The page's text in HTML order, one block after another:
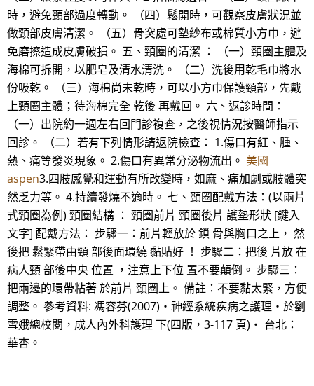
時，避免頸部過度轉動。 （四）鬆開時，可觀察皮膚狀況並
做頸部皮膚清潔。 （五）骨突處可墊紗布或棉質小方巾，避
免磨擦造成皮膚破損。 五、頸圈的清潔 ： （一）頸圈主體及
海棉可拆開，以肥皂及清水清洗。 （二）洗後用乾毛巾將水
份吸乾。 （三）海棉尚未乾時，可以小方巾保護頸部，先戴
上頸圈主體；待海棉完全 乾後 再戴回。 六、返診時間：
（一）出院約一週左右回門診複查，之後視情況按醫師指示
回診。 （二）若有下列情形請返院檢查： 1.傷口有紅、腫、
熱、痛等發炎現象。 2.傷口有異常分泌物流出。 美國
aspen3.四肢感覺和運動有所改變時，如麻、痛加劇或肢體突
然乏力等。 4.持續發燒不適時。 七、頸圈配戴方法：(以兩片
式頸圈為例) 頸圈結構 ： 頸圈前片 頸圈後片 護墊形狀 [鍵入
文字] 配戴方法： 步驟一：前片輕放於 鎖 骨與胸口之上， 然
後把 鬆緊帶由頸 部後面環繞 黏貼好 ！ 步驟二：把後 片放 在
病人頸 部後中央 位置 ，注意上下位 置不要顛倒。 步驟三：
把兩邊的環帶粘著 於前片 頸圈上。 備註：不要黏太緊，方便
調整。 參考資料: 馮容芬(2007)‧神經系統疾病之護理‧於劉
雪娥總校閱，成人內外科護理 下(四版，3-117 頁)‧ 台北：
華杏。